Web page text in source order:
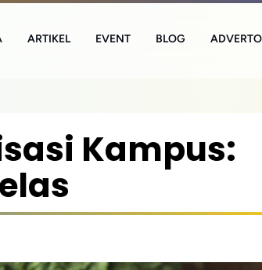
ARTIKEL EVENT BLOG
Kampus: